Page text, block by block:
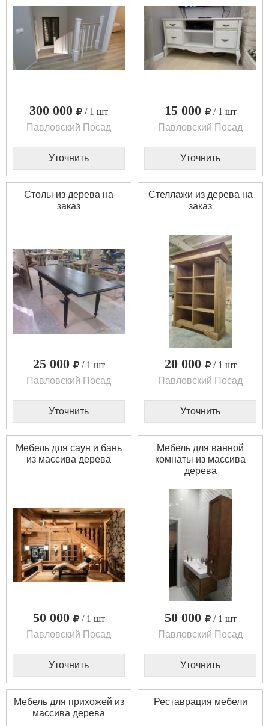
300 000
/ 1 шт
Павловский Посад
Уточнить
15 000
/ 1 шт
Павловский Посад
Уточнить
Столы из дерева на
заказ
25 000
/ 1 шт
Павловский Посад
Уточнить
Стеллажи из дерева на
заказ
20 000
/ 1 шт
Павловский Посад
Уточнить
Мебель для саун и бань
из массива дерева
50 000
/ 1 шт
Павловский Посад
Уточнить
Мебель для ванной
комнаты из массива
дерева
50 000
/ 1 шт
Павловский Посад
Уточнить
Мебель для прихожей из
массива дерева
Реставрация мебели